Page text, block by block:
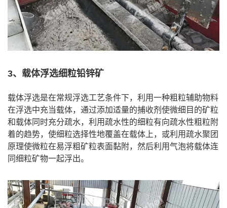
3、载体浮选细粒铅锌矿
载体浮选是在常规浮选工艺条件下，利用一种粗粒辅助物料
在浮选中充当载体，通过添加适量的捕收剂使微细目的矿粒
和载体同时充分疏水，利用疏水性的细粒有向疏水性粗粒附
着的趋势，使细粒选择性地覆盖在载体上，或利用疏水聚团
原理使微粒在易浮粗矿粒表面黏附，然后利用气泡将载体连
同细粒矿物一起浮出。